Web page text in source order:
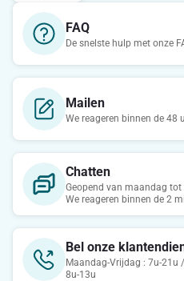
FAQ
De snelste hulp met onze
Mailen
We reageren binnen de 48
Chatten
Geopend van maandag
We reageren binnen de 2
Bel onze
Maandag-Vrijdag : 7u-21u
8u-13u